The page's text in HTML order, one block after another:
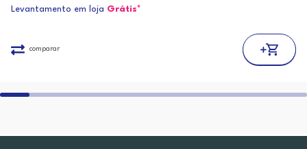
Levantamento em loja Grátis*
comparar